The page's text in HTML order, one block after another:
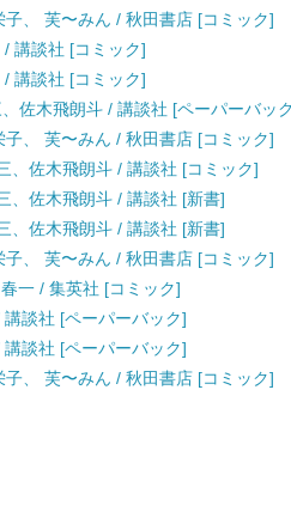
、 芙〜みん / 秋田書店 [コミック]
講談社 [コミック]
講談社 [コミック]
佐木飛朗斗 / 講談社 [ペーパーバッ
、 芙〜みん / 秋田書店 [コミック]
、佐木飛朗斗 / 講談社 [コミック]
、佐木飛朗斗 / 講談社 [新書]
、佐木飛朗斗 / 講談社 [新書]
、 芙〜みん / 秋田書店 [コミック]
一 / 集英社 [コミック]
談社 [ペーパーバック]
談社 [ペーパーバック]
、 芙〜みん / 秋田書店 [コミック]